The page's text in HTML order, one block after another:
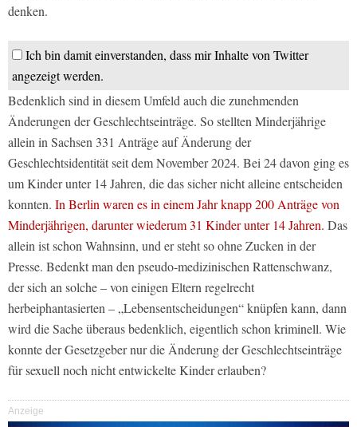
denken.
Ich bin damit einverstanden, dass mir Inhalte von Twitter
angezeigt werden.
Bedenklich sind in diesem Umfeld auch die zunehmenden
Änderungen der Geschlechtseinträge. So stellten Minderjährige
allein in Sachsen 331 Anträge auf Änderung der
Geschlechtsidentität seit dem November 2024. Bei 24 davon ging es
um Kinder unter 14 Jahren, die das sicher nicht alleine entscheiden
konnten. In Berlin waren es in einem Jahr knapp 200 Anträge von
Minderjährigen, darunter wiederum 31 Kinder unter 14 Jahren. Das
allein ist schon Wahnsinn, und er steht so ohne Zucken in der
Presse. Bedenkt man den pseudo-medizinischen Rattenschwanz,
der sich an solche – von einigen Eltern regelrecht
herbeiphantasierten – „Lebensentscheidungen“ knüpfen kann, dann
wird die Sache überaus bedenklich, eigentlich schon kriminell. Wie
konnte der Gesetzgeber nur die Änderung der Geschlechtseinträge
für sexuell noch nicht entwickelte Kinder erlauben?
Anzeige